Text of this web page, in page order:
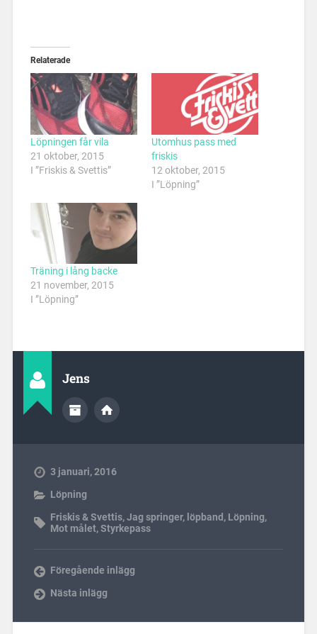
Relaterade
Löpningen får vila
21 oktober, 2015
I ”Friskis & Svettis”
Utomhus pass med
friskis
12 oktober, 2015
I ”Löpning”
Träning i lång backe
21 november, 2015
I ”Löpning”
Jens
3 januari, 2016
Löpning
Friskis & Svettis,Jag springer, löpband , Löpning,
Mot målet,Styrkepass
Föregående inlägg
Nästa inlägg